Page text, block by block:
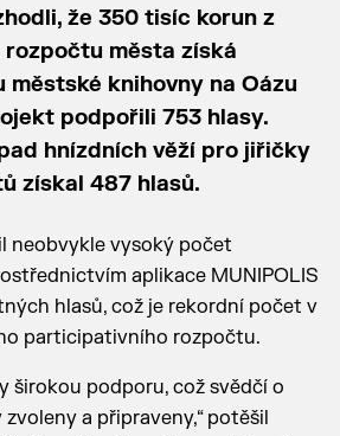
že 350 tisíc korun z
města získá
městské knihovny na Oázu
podpořili 753 hlasy.
hnízdních věží pro jiřičky
získal 487 hlasů.
neobvykle vysoký počet
aplikace MUNIPOLIS
hlasů, což je rekordní počet v
participativního rozpočtu.
širokou podporu, což svědčí o
a připraveny,“ potěšil